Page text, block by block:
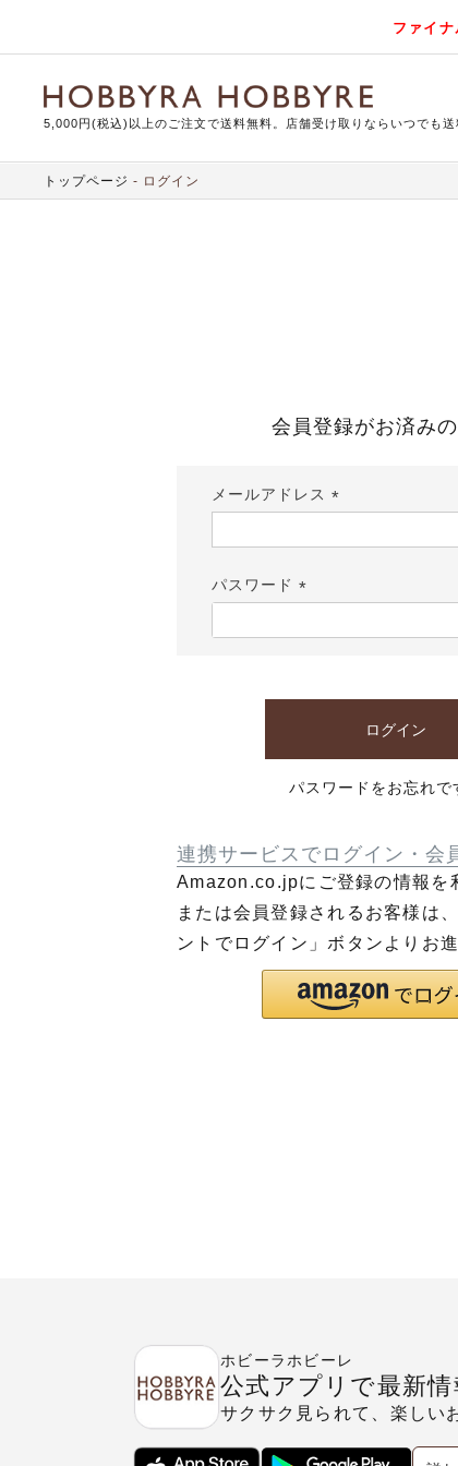
ファイ
5,000円(税込)以上のご注文で送料無料。店舗受け取りならいつでも送
トップページ ログイン
会員登録がお済み
メールアドレス
須)
パスワード
須)
ログイン
パスワードをお忘れで
連携サービスでログイン・会
Amazon.co.jpにご登録の情報を
または会員登録されるお客様は
ントでログイン」ボタンよりお
ホビーラホビーレ
公式アプリで最新情
サクサク見られて、楽しい